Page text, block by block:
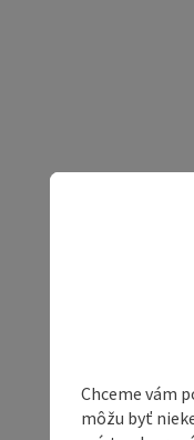
Chceme vám
môžu byť